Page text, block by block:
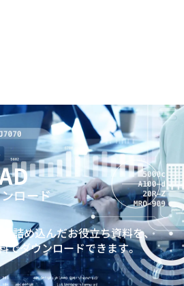
ロード
詰め込んだお役立ち資料を、
でダウンロードできます。